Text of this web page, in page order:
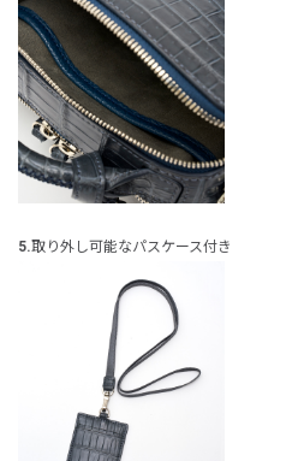
5.取り外し可能なパスケース付き